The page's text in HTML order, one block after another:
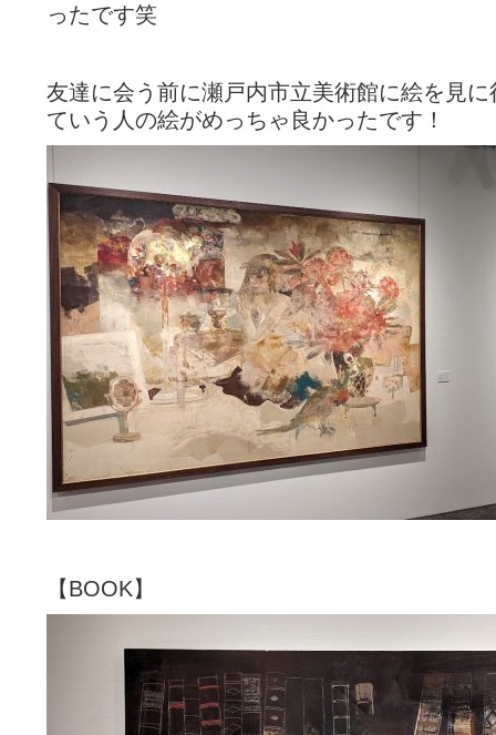
ったです笑
友達に会う前に瀬戸内市立美術館に絵を見
ていう人の絵がめっちゃ良かったです！
【BOOK】